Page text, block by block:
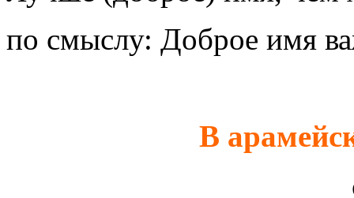
по смыслу: Доброе имя
В